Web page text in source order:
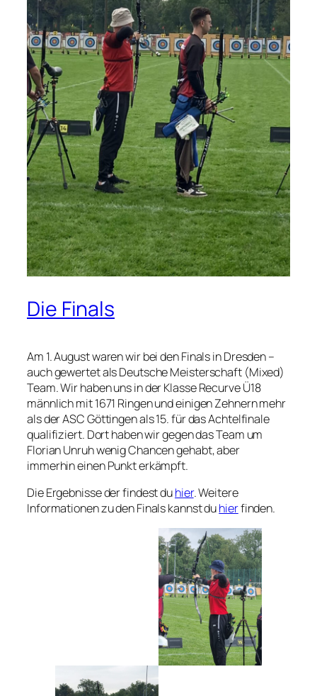
Die Finals
Am 1. August waren wir bei den Finals in Dresden –
auch gewertet als Deutsche Meisterschaft (Mixed)
Team. Wir haben uns in der Klasse Recurve Ü18
männlich mit 1671 Ringen und einigen Zehnern mehr
als der ASC Göttingen als 15. für das Achtelfinale
qualifiziert. Dort haben wir gegen das Team um
Florian Unruh wenig Chancen gehabt, aber
immerhin einen Punkt erkämpft.
Die Ergebnisse der findest duhier. Weitere
Informationen zu den Finals kannst duhierfinden.